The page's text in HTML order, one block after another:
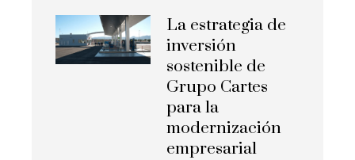
La estrategia de
inversión
sostenible de
Grupo Cartes
para la
modernización
empresarial